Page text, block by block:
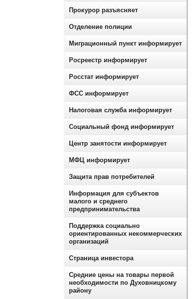
Прокурор разъясняет
Отделение полиции
Миграционный пункт информирует
Росреестр информирует
Росстат информирует
ФСС информирует
Налоговая служба информирует
Социальный фонд информирует
Центр занятости информирует
МФЦ информирует
Защита прав потребителей
Информация для субъектов
малого и среднего
предпринимательства
Поддержка социально
ориентированных некоммерческих
организаций
Страница инвестора
Средние цены на товары первой
необходимости по Духовницкому
району